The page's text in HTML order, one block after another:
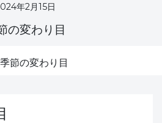
年2月15日
の変わり目
季節の変わり目